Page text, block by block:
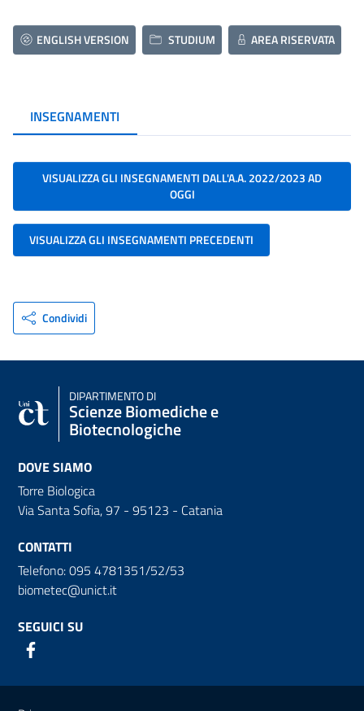
ENGLISH VERSION STUDIUM AREA RISERVATA
INSEGNAMENTI
VISUALIZZA GLI INSEGNAMENTI DALL'A.A. 2022/2023 AD
OGGI
VISUALIZZA GLI INSEGNAMENTI PRECEDENTI
Condividi
DIPARTIMENTO DI
Scienze Biomediche e
Biotecnologiche
DOVE SIAMO
Torre Biologica
Via Santa Sofia, 97 - 95123 - Catania
CONTATTI
Telefono: 095 4781351/52/53
biometec@unict.it
SEGUICI SU
Link e informazioni utili